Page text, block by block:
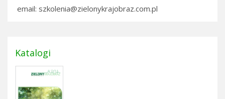
email: szkolenia@zielonykrajobraz.com.pl
Katalogi